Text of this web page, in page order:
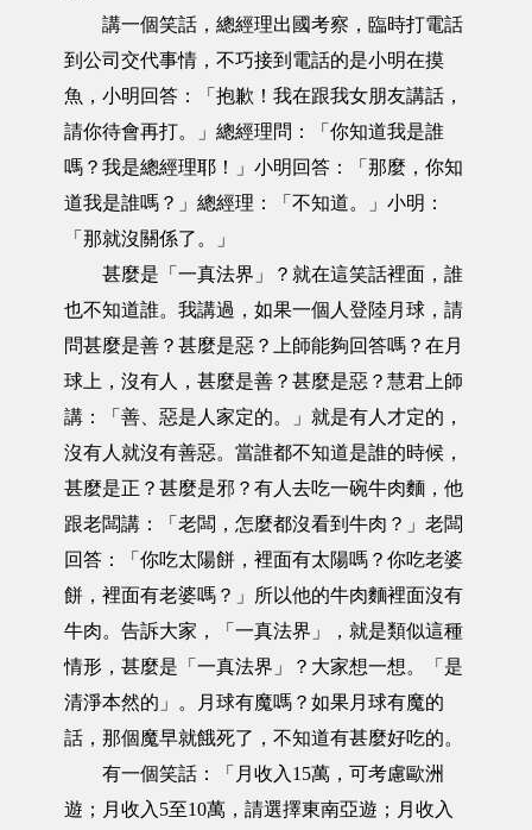
講一個笑話，總經理出國考察，臨時打電話
到公司交代事情，不巧接到電話的是小明在摸
魚，小明回答：「抱歉！我在跟我女朋友講話，
請你待會再打。」總經理問：「你知道我是誰
嗎？我是總經理耶！」小明回答：「那麼，你知
道我是誰嗎？」總經理：「不知道。」小明：
「那就沒關係了。」
甚麼是「一真法界」？就在這笑話裡面，誰
也不知道誰。我講過，如果一個人登陸月球，請
問甚麼是善？甚麼是惡？上師能夠回答嗎？在月
球上，沒有人，甚麼是善？甚麼是惡？慧君上師
講：「善、惡是人家定的。」就是有人才定的，
沒有人就沒有善惡。當誰都不知道是誰的時候，
甚麼是正？甚麼是邪？有人去吃一碗牛肉麵，他
跟老闆講：「老闆，怎麼都沒看到牛肉？」老闆
回答：「你吃太陽餅，裡面有太陽嗎？你吃老婆
餅，裡面有老婆嗎？」所以他的牛肉麵裡面沒有
牛肉。告訴大家，「一真法界」，就是類似這種
情形，甚麼是「一真法界」？大家想一想。「是
清淨本然的」。月球有魔嗎？如果月球有魔的
話，那個魔早就餓死了，不知道有甚麼好吃的。
有一個笑話：「月收入15萬，可考慮歐洲
遊；月收入5至10萬，請選擇東南亞遊；月收入